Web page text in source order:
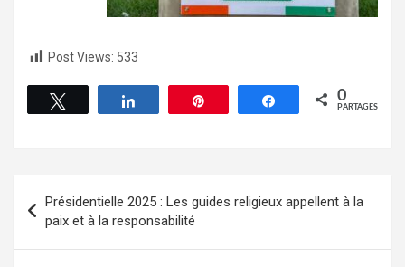
Post Views: 533
Partagez Partagez 0
PARTAGES
Présidentielle 2025 : Les guides religieux appellent à la
paix et à la responsabilité